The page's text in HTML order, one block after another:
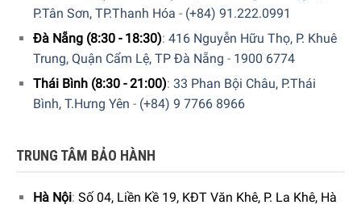
P.Tân Sơn, TP.Thanh Hóa - (+84) 91.222.0991
Đà Nẵng (8:30 - 18:30): 416 Nguyễn Hữu Thọ, P. Khuê
Trung, Quận Cẩm Lệ, TP Đà Nẵng - 1900 6774
Thái Bình (8:30 - 21:00): 33 Phan Bội Châu, P.Thái
Bình, T.Hưng Yên - (+84) 9 7766 8966
TRUNG TÂM BẢO HÀNH
Hà Nội: Số 04, Liền Kề 19, KĐT Văn Khê, P. La Khê, Hà